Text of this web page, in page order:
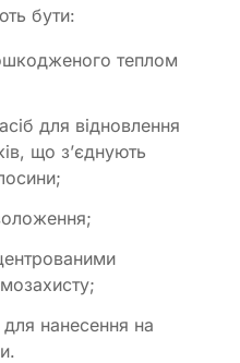
бути:
теплом
для відновлення
що зʼєднують
нанесення на